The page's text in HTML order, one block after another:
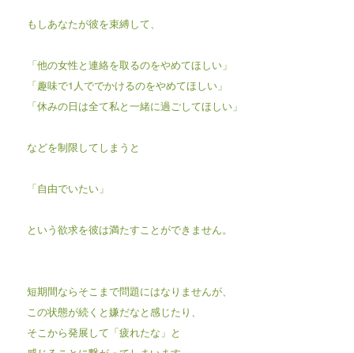
もしあなたが彼を束縛して、
「他の女性と連絡を取るのをやめてほしい」
「趣味で1人ででかけるのをやめてほしい」
「休みの日は全て私と一緒に過ごしてほしい」
などを制限してしまうと
「自由でいたい」
という欲求を彼は満たすことができません。
短期間ならそこまで問題にはなりませんが、
この状態が続くと嫌だなと感じたり、
そこから発展して「疲れたな」と